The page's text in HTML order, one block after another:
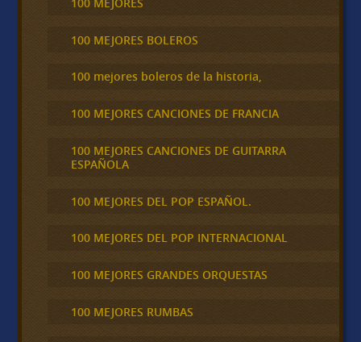
100 MEJORES BOLEROS
100 mejores boleros de la historia,
100 MEJORES CANCIONES DE FRANCIA
100 MEJORES CANCIONES DE GUITARRA
ESPAÑOLA
100 MEJORES DEL POP ESPAÑOL.
100 MEJORES DEL POP INTERNACIONAL
100 MEJORES GRANDES ORQUESTAS
100 MEJORES RUMBAS